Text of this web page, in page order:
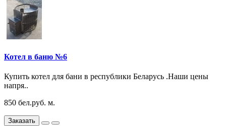
Котел в баню №6
Купить котел для бани в республики Беларусь .Наши цены
напря..
850 бел.руб. м.
Заказать